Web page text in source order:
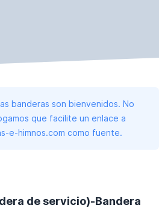
banderas son bienvenidos. No
que facilite un enlace a
e-himnos.com como fuente.
de servicio)-Bandera